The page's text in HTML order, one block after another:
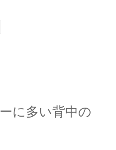
に多い背中の